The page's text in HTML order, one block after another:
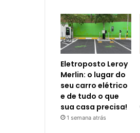
Eletroposto Leroy
Merlin: o lugar do
seu carro elétrico
e de tudo o que
sua casa precisa!
1 semana atrás